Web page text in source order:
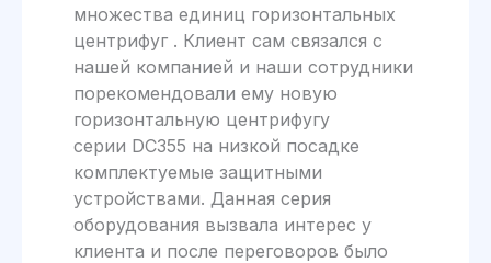
множества единиц горизонтальных
центрифуг . Клиент сам связался с
нашей компанией и наши сотрудники
порекомендовали ему новую
горизонтальную центрифугу
серии DC355 на низкой посадке
комплектуемые защитными
устройствами. Данная серия
оборудования вызвала интерес у
клиента и после переговоров было